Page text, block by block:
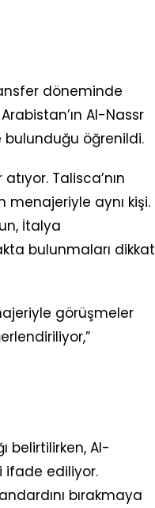
döneminde
Al-Nassr
öğrenildi.
Talisca’nın
menajeriyle aynı kişi.
İtalya
bulunmaları dikkat
görüşmeler
belirtilirken, Al-
ifade ediliyor.
bırakmaya